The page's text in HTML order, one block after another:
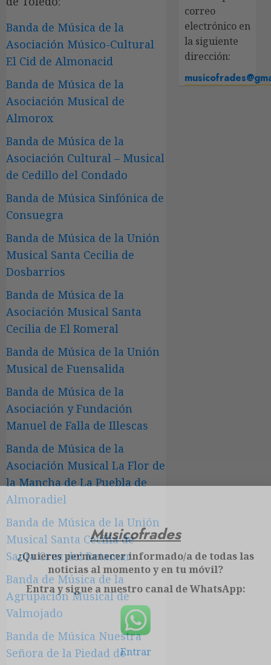
Banda de Música de la
Asociación Músico-Cultural
El Cid de Almonacid
Banda de Música de la
Asociación Musical de
Almorox
Banda de Música de la
Asociación Cultural – Musical
de Cedillo del Condado
Banda de Música Sinfónica de
Consuegra
Banda de Música de la Unión
Musical Santa Cecilia de
Dosbarrios
Banda de Música de la
Asociación Musical Santa
Cecilia de El Romeral
Banda de Música de la Unión
Musical de Fuensalida
Banda de Música de la
Asociación y Fundación
Manuel de Falla de Illescas
Banda de Música de la
Asociación Musical La Flor de
la Mancha de La Puebla de
Almoradiel
Banda de Música de la Unión
Musical Santa Cecilia de
Santa Cruz del Retamar
Banda de Música de la
Agrupación Musical de
Valmojado
Banda de Música Nuestra
Señora de la Piedad de
correo
electrónico en
la siguiente
dirección:
Musicofrades
¿Quieres permanecer informado/a de todas las
noticias al momento y en tu móvil?
Entra y sigue a nuestro canal de WhatsApp:
Entrar